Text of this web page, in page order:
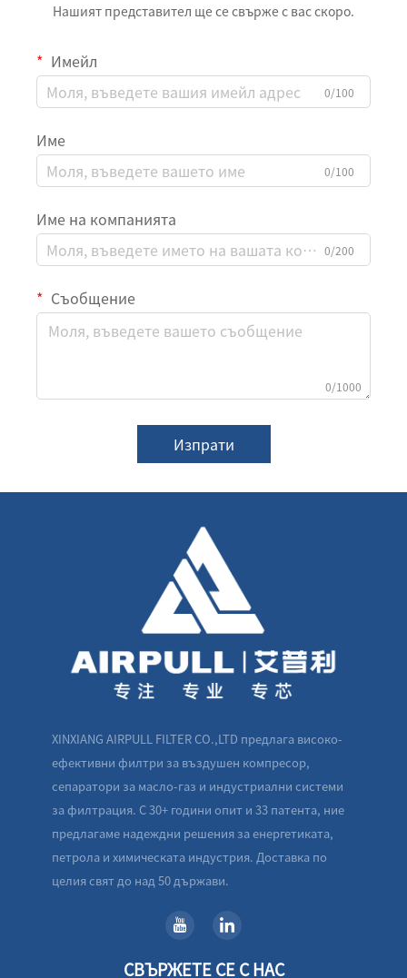
Нашият представител ще се свърже с вас скоро.
Имейл
0/100
Име
0/100
Име на компанията
0/200
Съобщение
0/1000
Изпрати
XINXIANG AIRPULL FILTER CO.,LTD предлага високо-
ефективни филтри за въздушен компресор,
сепаратори за масло-газ и индустриални системи
за филтрация. С 30+ години опит и 33 патента, ние
предлагаме надеждни решения за енергетиката,
петрола и химическата индустрия. Доставка по
целия свят до над 50 държави.
СВЪРЖЕТЕ СЕ С НАС